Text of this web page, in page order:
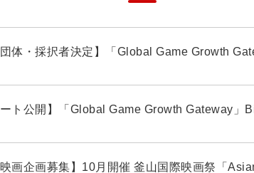
団体・採択者決定】「Global Game Growth
ート公開】「Global Game Growth Gateway」
映画企画募集】10月開催 釜山国際映画祭「